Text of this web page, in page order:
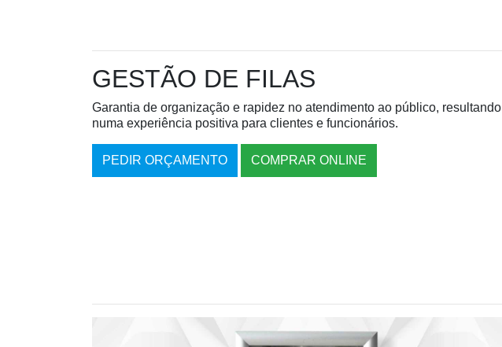
GESTÃO DE FILAS
Garantia de organização e rapidez no atendimento ao público, resultando
numa experiência positiva para clientes e funcionários.
PEDIR ORÇAMENTO COMPRAR ONLINE